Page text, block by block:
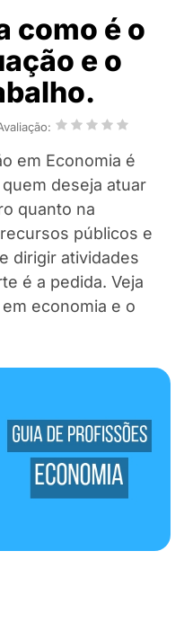
como é o
e o
em Economia é
deseja atuar
quanto na
públicos e
dirigir atividades
é a pedida. Veja
economia e o